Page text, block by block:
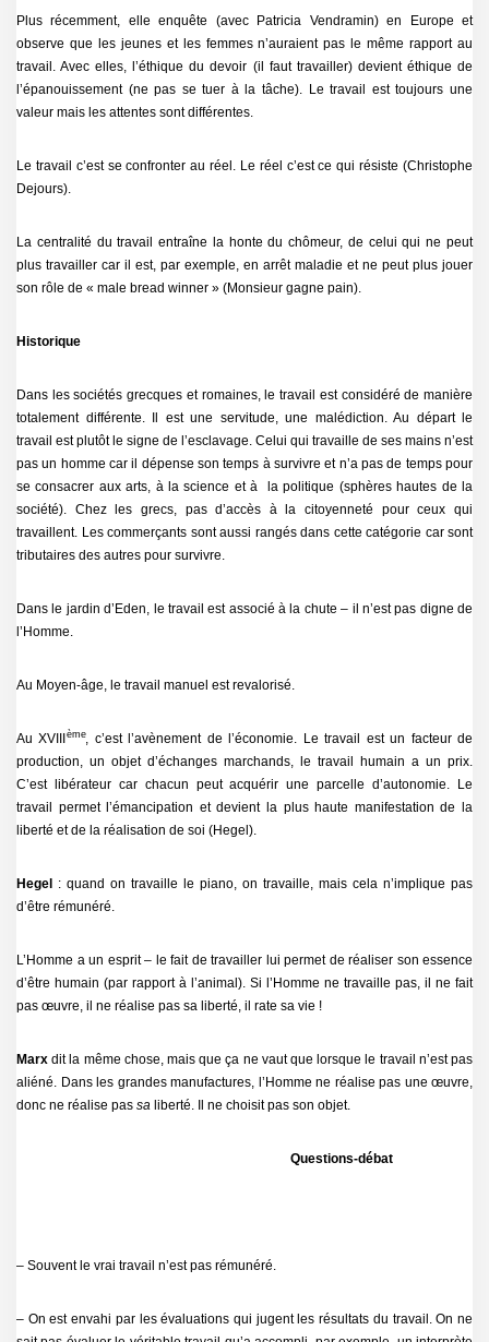
Plus récemment, elle enquête (avec Patricia Vendramin) en Europe et
observe que les jeunes et les femmes n’auraient pas le même rapport au
travail. Avec elles, l’éthique du devoir (il faut travailler) devient éthique de
l’épanouissement (ne pas se tuer à la tâche). Le travail est toujours une
valeur mais les attentes sont différentes.
Le travail c’est se confronter au réel. Le réel c’est ce qui résiste (Christophe
Dejours).
La centralité du travail entraîne la honte du chômeur, de celui qui ne peut
plus travailler car il est, par exemple, en arrêt maladie et ne peut plus jouer
son rôle de « male bread winner » (Monsieur gagne pain).
Historique
Dans les sociétés grecques et romaines, le travail est considéré de manière
totalement différente. Il est une servitude, une malédiction. Au départ le
travail est plutôt le signe de l’esclavage. Celui qui travaille de ses mains n’est
pas un homme car il dépense son temps à survivre et n’a pas de temps pour
se consacrer aux arts, à la science et à la politique (sphères hautes de la
société). Chez les grecs, pas d’accès à la citoyenneté pour ceux qui
travaillent. Les commerçants sont aussi rangés dans cette catégorie car sont
tributaires des autres pour survivre.
Dans le jardin d’Eden, le travail est associé à la chute – il n’est pas digne de
l’Homme.
Au Moyen-âge, le travail manuel est revalorisé.
Au XVIII ème, c’est l’avènement de l’économie. Le travail est un facteur de
production, un objet d’échanges marchands, le travail humain a un prix.
C’est libérateur car chacun peut acquérir une parcelle d’autonomie. Le
travail permet l’émancipation et devient la plus haute manifestation de la
liberté et de la réalisation de soi (Hegel).
Hegel
: quand on travaille le piano, on travaille, mais cela n’implique pas
d’être rémunéré.
L’Homme a un esprit – le fait de travailler lui permet de réaliser son essence
d’être humain (par rapport à l’animal). Si l’Homme ne travaille pas, il ne fait
pas œuvre, il ne réalise pas sa liberté, il rate sa vie !
Marx dit la même chose, mais que ça ne vaut que lorsque le travail n’est pas
aliéné. Dans les grandes manufactures, l’Homme ne réalise pas une œuvre,
donc ne réalise pas sa liberté. Il ne choisit pas son objet.
Questions-débat
– Souvent le vrai travail n’est pas rémunéré.
– On est envahi par les évaluations qui jugent les résultats du travail. On ne